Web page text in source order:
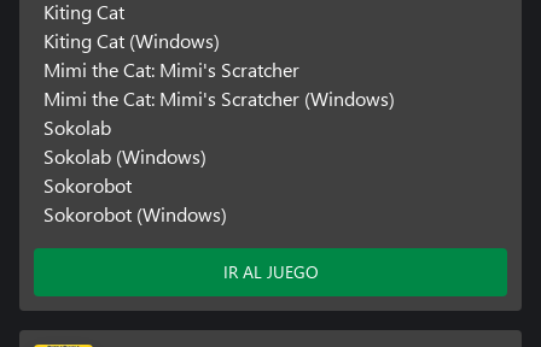
Kiting Cat
Kiting Cat (Windows)
Mimi the Cat: Mimi's Scratcher
Mimi the Cat: Mimi's Scratcher (Windows)
Sokolab
Sokolab (Windows)
Sokorobot
Sokorobot (Windows)
IR AL JUEGO